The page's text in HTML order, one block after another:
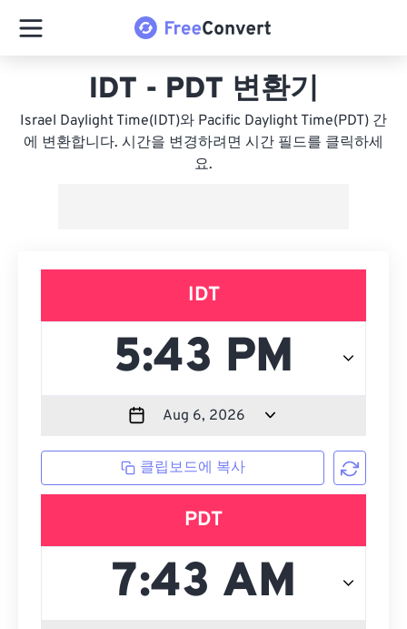
IDT - PDT 변환기
Israel Daylight Time(IDT)와 Pacific Daylight Time(PDT) 간
에 변환합니다. 시간을 변경하려면 시간 필드를 클릭하세
요.
IDT
클립보드에 복사
PDT